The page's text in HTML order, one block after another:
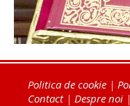
Politica de cookie |
Contact| Despre noi |